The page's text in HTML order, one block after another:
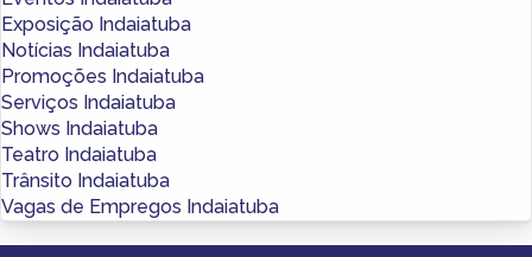
Exposição Indaiatuba
Notícias Indaiatuba
Promoções Indaiatuba
Serviços Indaiatuba
Shows Indaiatuba
Teatro Indaiatuba
Trânsito Indaiatuba
Vagas de Empregos Indaiatuba